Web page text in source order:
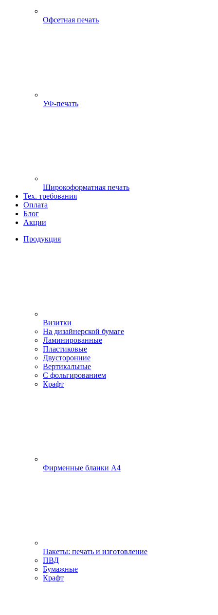
Офсетная печать
УФ-печать
Широкоформатная печать
Тех. требования
Оплата
Блог
Акции
Продукция
Визитки
На дизайнерской бумаге
Ламинированные
Пластиковые
Двусторонние
Вертикальные
С фольгированием
Крафт
Фирменные бланки А4
Пакеты: печать и изготовление
ПВД
Бумажные
Крафт